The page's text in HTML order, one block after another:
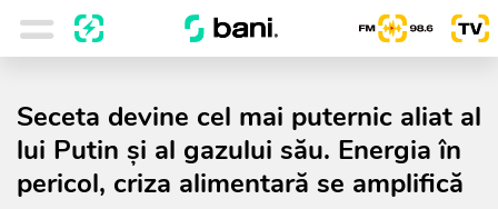
Seceta devine cel mai puternic aliat al
lui Putin şi al gazului său. Energia în
pericol, criza alimentară se amplifică